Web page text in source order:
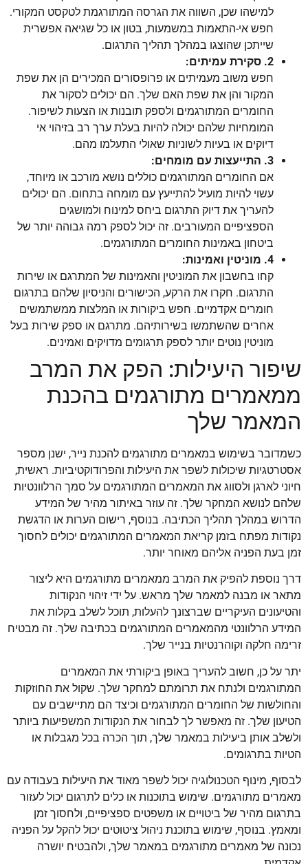
למישהו שכן, השווה את הגרסה המתורגמת לטקסט המקורי.
חפש אי-התאמות במשמעות, בטון או כל שגיאה אפשרית
שייתכן שהוצגו במהלך תהליך התרגום.
2. סקירת עמיתים:
חפש משוב מעמיתים או פרופסורים המכירים הן את שפת
המקור והן את שפת האם שלך. הם יכולים לסקור את
החומרים המתורגמים ולספק תובנות או הצעות לשיפור.
המומחיות שלהם יכולה להיות בעלת ערך רב בזיהוי אי
דיוקים או בעיות לשוניות שאולי התעלמו מהם.
3. התייעצות עם מומחים:
אם החומרים המתורגמים כוללים נושא מורכב או מיוחד,
עשוי להיות מועיל להתייעץ עם מומחה בתחום. הם יכולים
להעריך את דיוק התרגום ביחס למינוח ולמושגים
הספציפיים המעורבים. זה יכול לספק רמה גבוהה יותר של
ביטחון באמינות החומרים המתורגמים.
4. מוניטין ואמינות:
קחו בחשבון את המוניטין והאמינות של המתרגם או שירות
התרגום. חקרו את הרקע, הכישורים והניסיון שלהם בתרגום
חומרים אקדמיים. חפש ביקורות או המלצות ממשתמשים
אחרים שהשתמשו בשירותיהם. מתרגם או ספק שירות בעל
מוניטין נוטים יותר לספק תרגומים מדויקים ואמינים.
שיפור היעילות: הפק את המרב
ממאמרים מתורגמים בהכנת
המאמר שלך
כשמדובר בשימוש במאמרים מתורגמים להכנת נייר, ישנן מספר
אסטרטגיות שיכולות לשפר את היעילות והפרודוקטיביות. ראשית,
חיוני לארגן ולסווג את המאמרים המתורגמים על סמך הרלוונטיות
שלהם לנושא המחקר שלך. זה עוזר באיתור מהיר של המידע
הדרוש במהלך תהליך הכתיבה. בנוסף, רישום הערות או הדגשת
נקודות מפתח בזמן קריאת המאמרים המתורגמים יכולים לחסוך
זמן בעת הפניה אליהם מאוחר יותר.
דרך נוספת להפיק את המרב ממאמרים מתורגמים היא ליצור
מתאר או מבנה למאמר שלך מראש. על ידי זיהוי הנקודות
והטיעונים העיקריים שברצונך להעלות, תוכל לשלב בקלות את
המידע הרלוונטי מהמאמרים המתורגמים בכתיבה שלך. זה מבטיח
זרימה חלקה וקוהרנטיות בנייר שלך.
יתר על כן, חשוב להעריך באופן ביקורתי את המאמרים
המתורגמים ולנתח את תרומתם למחקר שלך. שקול את החוזקות
והחולשות של החומרים המתורגמים וכיצד הם מתיישבים עם
הטיעון שלך. זה מאפשר לך לבחור את הנקודות המשפיעות ביותר
ולשלב אותן ביעילות במאמר שלך, תוך הכרה בכל מגבלות או
הטיות בתרגומים.
לבסוף, מינוף הטכנולוגיה יכול לשפר מאוד את היעילות בעבודה עם
מאמרים מתורגמים. שימוש בתוכנות או כלים לתרגום יכול לעזור
בתרגום מהיר של ביטויים או משפטים ספציפיים, ולחסוך זמן
ומאמץ. בנוסף, שימוש בתוכנת ניהול ציטוטים יכול להקל על הפניה
נכונה של מאמרים מתורגמים במאמר שלך, ולהבטיח יושרה